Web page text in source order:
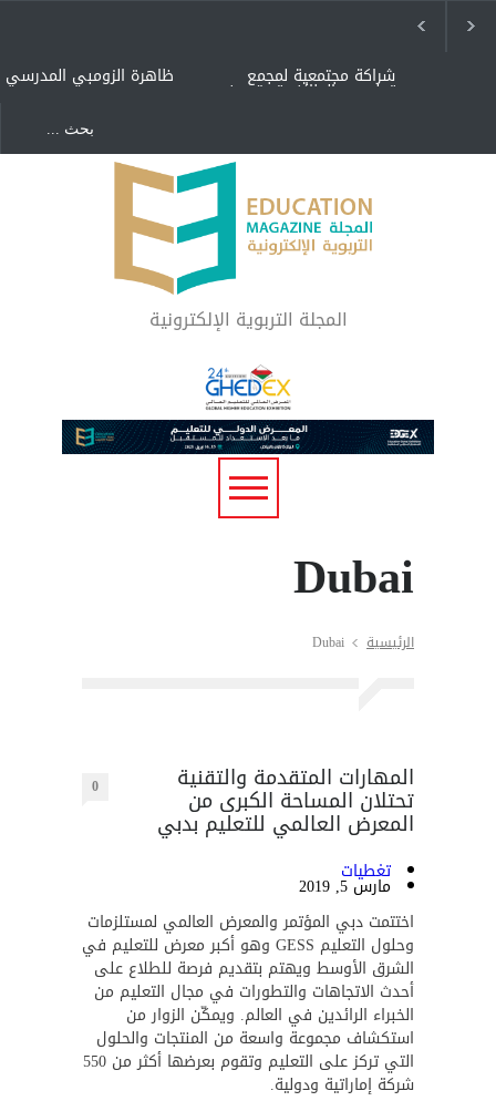
ظاهرة الزومبي المدرسي شراكة مجتمعية لمجمع
تعليمي بالطائف تستهدف
"كنت أنضرب ومافيني إلا
العافية" هل هذا مبرر
لاستمرار أسلوب التربية
المتوارث؟
لماذا تعد برامج توعية الأطفال
بخصوصية الجسد وقاية لا
فضول؟
المجلة التربوية الإلكترونية
Dubai
الرئيسية Dubai
المهارات المتقدمة والتقنية
تحتلان المساحة الكبرى من
المعرض العالمي للتعليم بدبي
0
تغطيات
مارس 5, 2019
اختتمت دبي المؤتمر والمعرض العالمي لمستلزمات
وحلول التعليم GESS وهو أكبر معرض للتعليم في
الشرق الأوسط ويهتم بتقديم فرصة للطلاع على
أحدث الاتجاهات والتطورات في مجال التعليم من
الخبراء الرائدين في العالم. ويمكّن الزوار من
استكشاف مجموعة واسعة من المنتجات والحلول
التي تركز على التعليم وتقوم بعرضها أكثر من 550
شركة إماراتية ودولية.